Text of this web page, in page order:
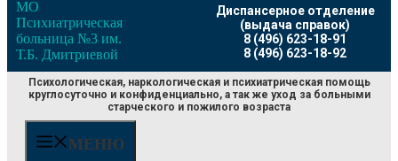
Диспансерное отделение
(выдача справок)
8 (496) 623-18-91
8 (496) 623-18-92
Психологическая, наркологическая и психиатрическая помощь
круглосуточно и конфиденциально, а так же уход за больными
старческого и пожилого возраста
МЕНЮ